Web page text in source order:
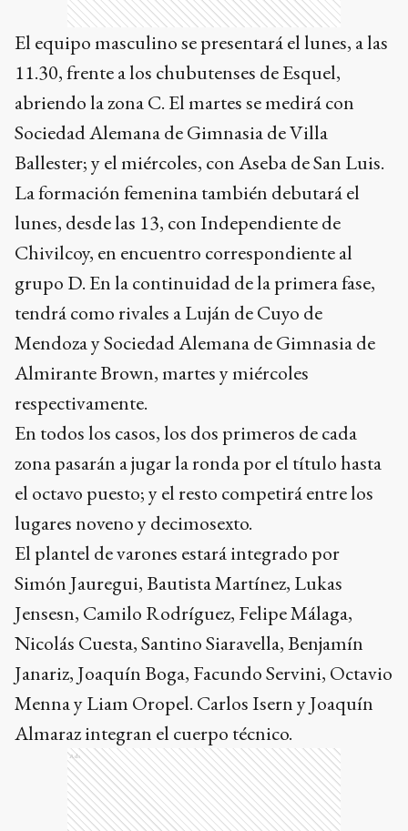
El equipo masculino se presentará el lunes, a las
11.30, frente a los chubutenses de Esquel,
abriendo la zona C. El martes se medirá con
Sociedad Alemana de Gimnasia de Villa
Ballester; y el miércoles, con Aseba de San Luis.
La formación femenina también debutará el
lunes, desde las 13, con Independiente de
Chivilcoy, en encuentro correspondiente al
grupo D. En la continuidad de la primera fase,
tendrá como rivales a Luján de Cuyo de
Mendoza y Sociedad Alemana de Gimnasia de
Almirante Brown, martes y miércoles
respectivamente.
En todos los casos, los dos primeros de cada
zona pasarán a jugar la ronda por el título hasta
el octavo puesto; y el resto competirá entre los
lugares noveno y decimosexto.
El plantel de varones estará integrado por
Simón Jauregui, Bautista Martínez, Lukas
Jensesn, Camilo Rodríguez, Felipe Málaga,
Nicolás Cuesta, Santino Siaravella, Benjamín
Janariz, Joaquín Boga, Facundo Servini, Octavio
Menna y Liam Oropel. Carlos Isern y Joaquín
Almaraz integran el cuerpo técnico.
Ads